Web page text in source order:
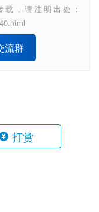
，请注明出处：
流群
打赏